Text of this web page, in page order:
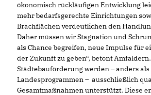
ökonomisch rückläufigen Entwicklung
mehr bedarfsgerechte Einrichtungen
Brachflächen verdeutlichen den
Daher müssen wir Stagnation und
als Chance begreifen, neue Impulse für
der Zukunft zu geben“, betont
Städtebauförderung werden – anders
Landesprogrammen – ausschließlich
Gesamtmaßnahmen unterstützt. Diese